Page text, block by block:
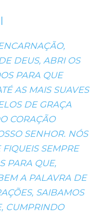
DEUS, ABRI OS
PARA QUE
AS MAIS SUAVES
DE GRAÇA
CORAÇÃO
SENHOR. NÓS
SEMPRE
PARA QUE,
A PALAVRA DE
SAIBAMOS
CUMPRINDO